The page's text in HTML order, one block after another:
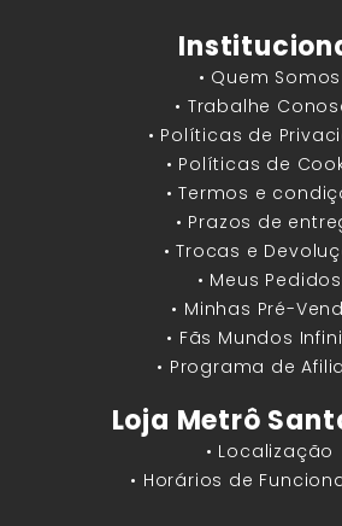
• Quem Somos
• Trabalhe
• Políticas de
• Políticas de
• Termos e
• Prazos de
• Trocas e
• Meus Pedidos
• Minhas Pré-
• Fãs Mundos
• Programa de
Loja Metrô
• Localização
• Horários de